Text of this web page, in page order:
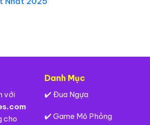
với
cho
Danh Mục
✔️Đua Ngựa
✔️Game Mô Phỏng